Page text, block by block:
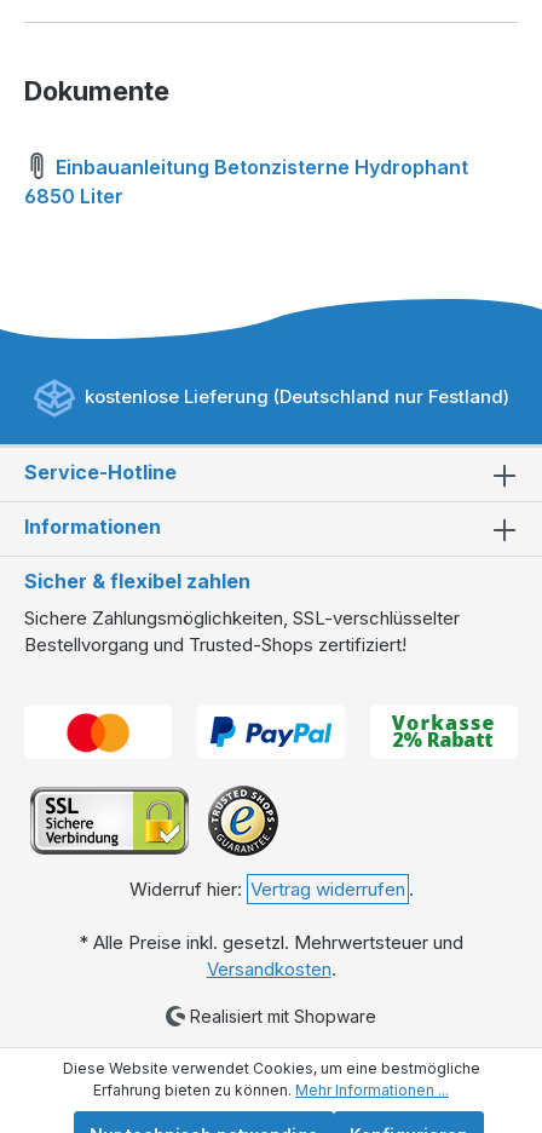
Dokumente
Einbauanleitung Betonzisterne Hydrophant
6850 Liter
kostenlose Lieferung (Deutschland nur Festland)
Service-Hotline
Informationen
Sicher & flexibel zahlen
Sichere Zahlungsmöglichkeiten, SSL-verschlüsselter
Bestellvorgang und Trusted-Shops zertifiziert!
Widerruf hier: Vertrag widerrufen .
* Alle Preise inkl. gesetzl. Mehrwertsteuer und
Versandkosten.
Realisiert mit Shopware
Diese Website verwendet Cookies, um eine bestmögliche
Erfahrung bieten zu können. Mehr Informationen ...